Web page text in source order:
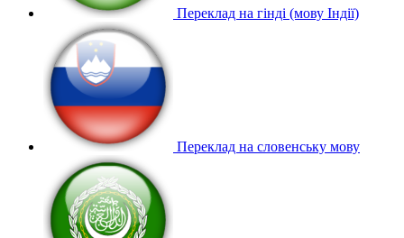
Переклад на гінді (мову Індії)
Переклад на словенську мову